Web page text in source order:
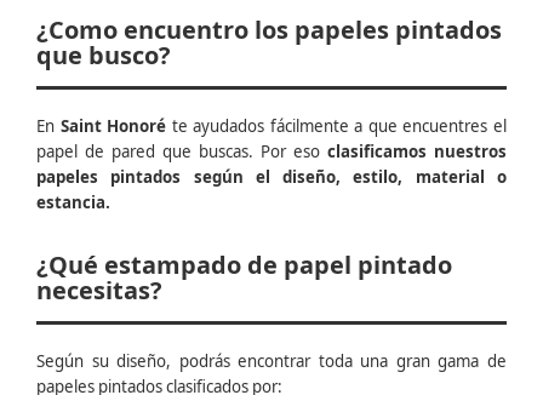
¿Como encuentro los papeles pintados
que busco?
En Saint Honoré te ayudados fácilmente a que encuentres el
papel de pared que buscas. Por eso clasificamos nuestros
papeles pintados según el diseño, estilo, material o
estancia.
¿Qué estampado de papel pintado
necesitas?
Según su diseño, podrás encontrar toda una gran gama de
papeles pintados clasificados por: